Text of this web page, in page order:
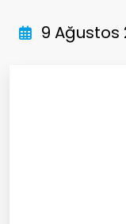
atla
9 Ağustos